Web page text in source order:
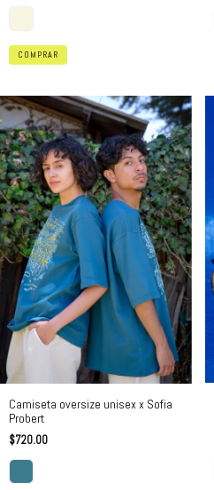
COMPRAR
Camiseta oversize unisex x Sofia
Probert
$720.00